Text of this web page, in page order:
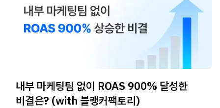
내부 마케팅팀 없이 ROAS 900% 달성한
비결은? (with 블랭커팩토리)